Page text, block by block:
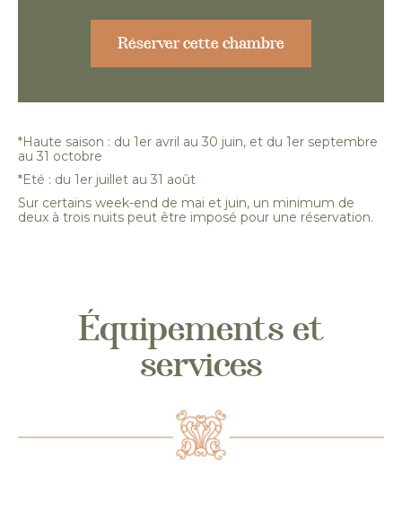
Réserver cette chambre
*Haute saison : du 1er avril au 30 juin, et du 1er septembre
au 31 octobre
*Eté : du 1er juillet au 31 août
Sur certains week-end de mai et juin, un minimum de
deux à trois nuits peut être imposé pour une réservation.
Équipements et
services